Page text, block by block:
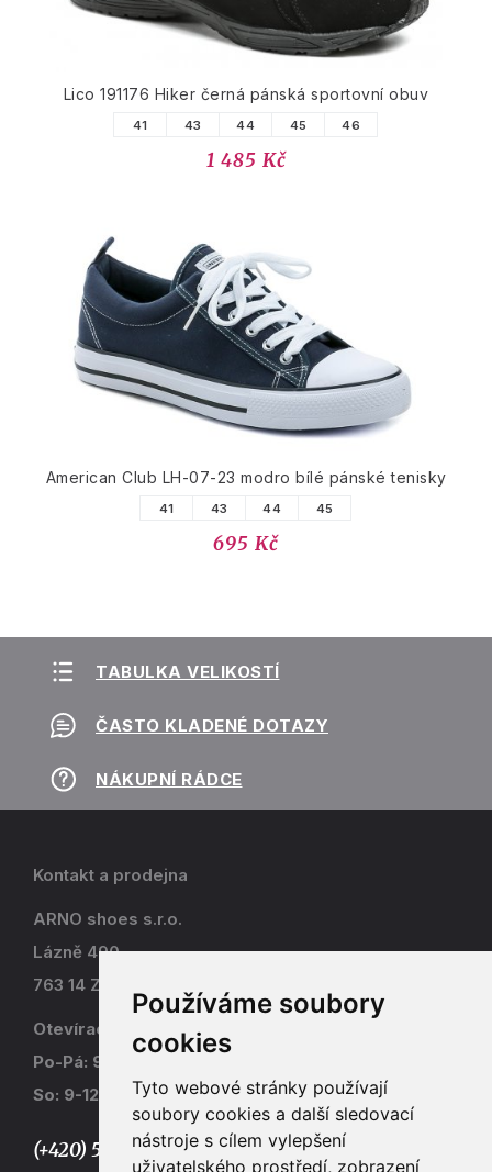
Používáme soubory
cookies
Tyto webové stránky používají
soubory cookies a další sledovací
nástroje s cílem vylepšení
uživatelského prostředí, zobrazení
Lico 191176 Hiker černá pánská sportovní obuv
41 43 44 45 46
1 485 Kč
American Club LH-07-23 modro bílé pánské tenisky
41 43 44 45
695 Kč
TABULKA VELIKOSTÍ
ČASTO KLADENÉ DOTAZY
NÁKUPNÍ RÁDCE
Kontakt a prodejna
ARNO shoes s.r.o.
Lázně 490
763 14 Zlín - Kostelec
Otevírací doba
Po-Pá: 9-17
So: 9-12
(+420) 577 915 036,